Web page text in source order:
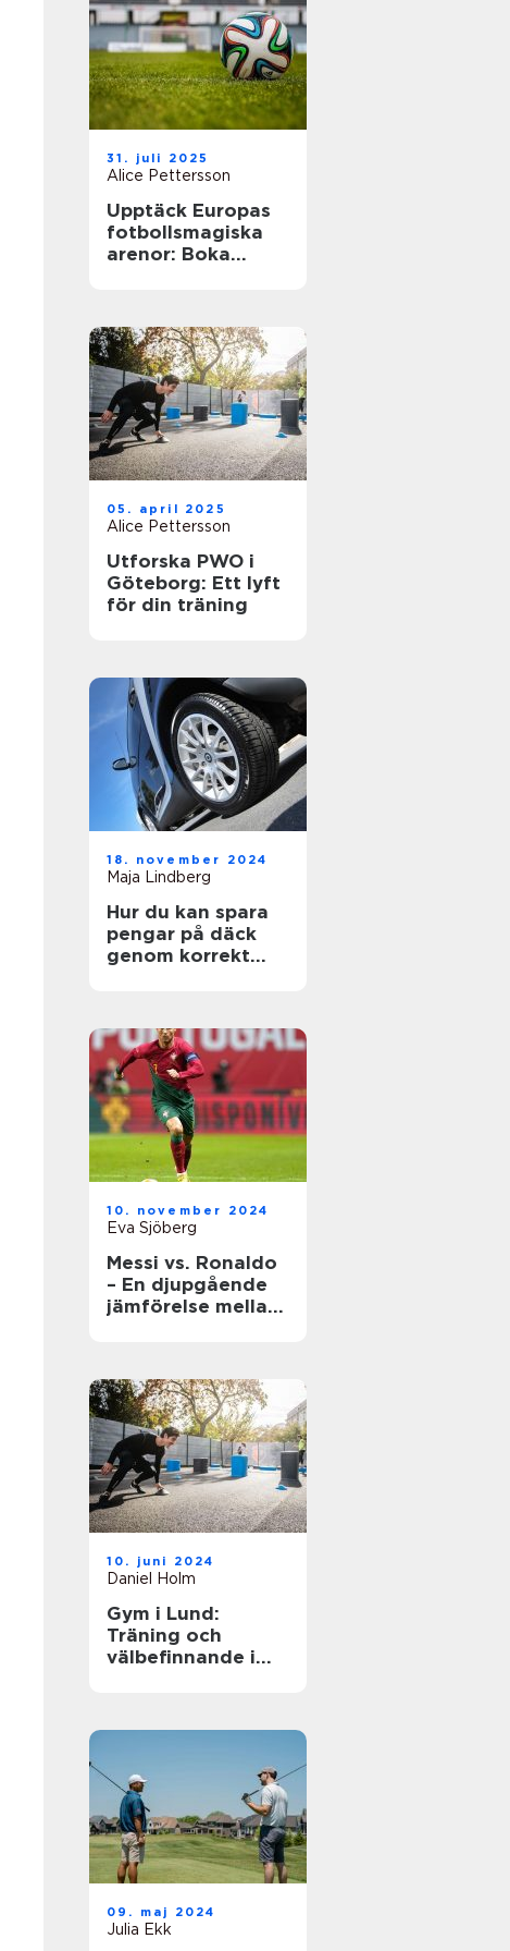
31. juli 2025
Alice Pettersson
Upptäck Europas
fotbollsmagiska
arenor: Boka
05. april 2025
Alice Pettersson
Utforska PWO i
Göteborg: Ett lyft
för din träning
18. november 2024
Maja Lindberg
Hur du kan spara
pengar på däck
genom korrekt
10. november 2024
Eva Sjöberg
Messi vs. Ronaldo
– En djupgående
jämförelse mellan
10. juni 2024
Daniel Holm
Gym i Lund:
Träning och
välbefinnande i
09. maj 2024
Julia Ekk